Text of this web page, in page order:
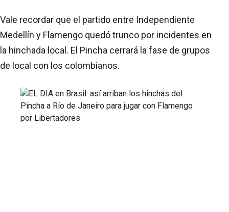
Vale recordar que el partido entre Independiente
Medellín y Flamengo quedó trunco por incidentes en
la hinchada local. El Pincha cerrará la fase de grupos
de local con los colombianos.